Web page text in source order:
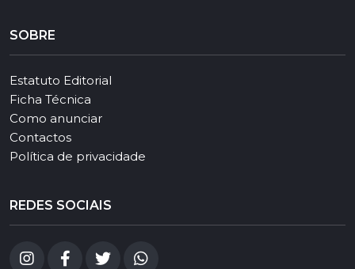
SOBRE
Estatuto Editorial
Ficha Técnica
Como anunciar
Contactos
Política de privacidade
REDES SOCIAIS